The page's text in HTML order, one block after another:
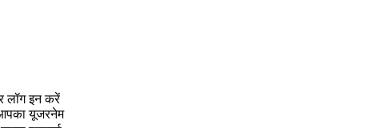
लॉग इन करें
यूजरनेम